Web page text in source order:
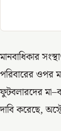
মানবাধিকার
পরিবারের ওপর
ফুটবলারদের
দাবি করেছে,